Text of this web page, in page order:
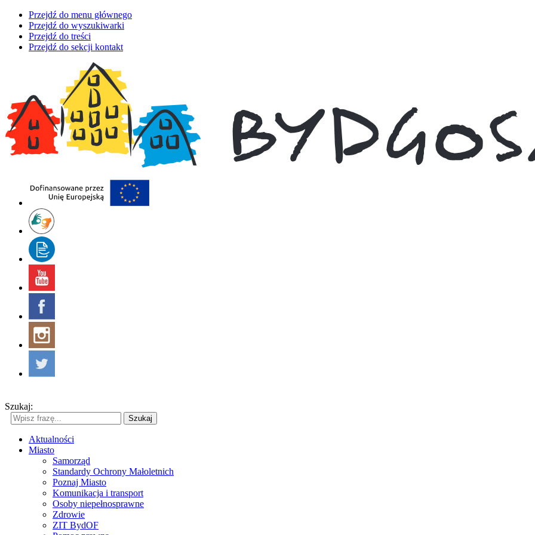
Przejdź do menu głównego
Przejdź do wyszukiwarki
Przejdź do treści
Przejdź do sekcji kontakt
Szukaj:
Szukaj
Aktualności
Miasto
Samorząd
Standardy Ochrony Małoletnich
Poznaj Miasto
Komunikacja i transport
Osoby niepełnosprawne
Zdrowie
ZIT BydOF